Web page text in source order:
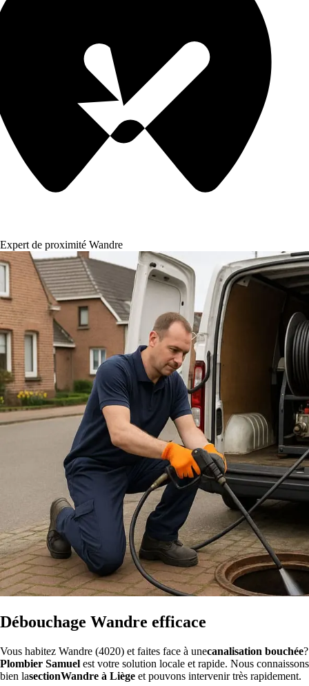
Expert de proximité Wandre
Débouchage Wandre efficace
Vous habitez Wandre (4020) et faites face à unecanalisation bouchée?
Plombier Samuel est votre solution locale et rapide. Nous connaissons
bien lasectionWandre à Liège et pouvons intervenir très rapidement.